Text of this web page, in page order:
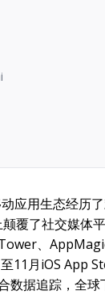
应用生态经历
覆了社交媒体
、
11月iOS App
数据追踪，全球